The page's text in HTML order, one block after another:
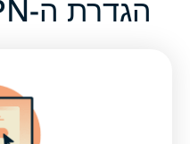
הגדרת ה-VPN לאנדרואיד